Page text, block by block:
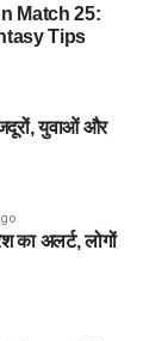
Match 25:
Tips
युवाओं और
का अलर्ट, लोगों